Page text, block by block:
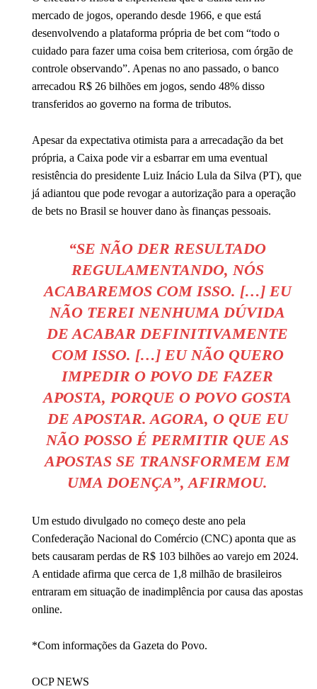
mercado de jogos, operando desde 1966, e que está
desenvolvendo a plataforma própria de bet com “todo o
cuidado para fazer uma coisa bem criteriosa, com órgão de
controle observando”. Apenas no ano passado, o banco
arrecadou R$ 26 bilhões em jogos, sendo 48% disso
transferidos ao governo na forma de tributos.
Apesar da expectativa otimista para a arrecadação da bet
própria, a Caixa pode vir a esbarrar em uma eventual
resistência do presidente Luiz Inácio Lula da Silva (PT), que
já adiantou que pode revogar a autorização para a operação
de bets no Brasil se houver dano às finanças pessoais.
“SE NÃO DER RESULTADO
REGULAMENTANDO, NÓS
ACABAREMOS COM ISSO. […] EU
NÃO TEREI NENHUMA DÚVIDA
DE ACABAR DEFINITIVAMENTE
COM ISSO. […] EU NÃO QUERO
IMPEDIR O POVO DE FAZER
APOSTA, PORQUE O POVO GOSTA
DE APOSTAR. AGORA, O QUE EU
NÃO POSSO É PERMITIR QUE AS
APOSTAS SE TRANSFORMEM EM
UMA DOENÇA”, AFIRMOU.
Um estudo divulgado no começo deste ano pela
Confederação Nacional do Comércio (CNC) aponta que as
bets causaram perdas de R$ 103 bilhões ao varejo em 2024.
A entidade afirma que cerca de 1,8 milhão de brasileiros
entraram em situação de inadimplência por causa das apostas
online.
*Com informações da Gazeta do Povo.
OCP NEWS